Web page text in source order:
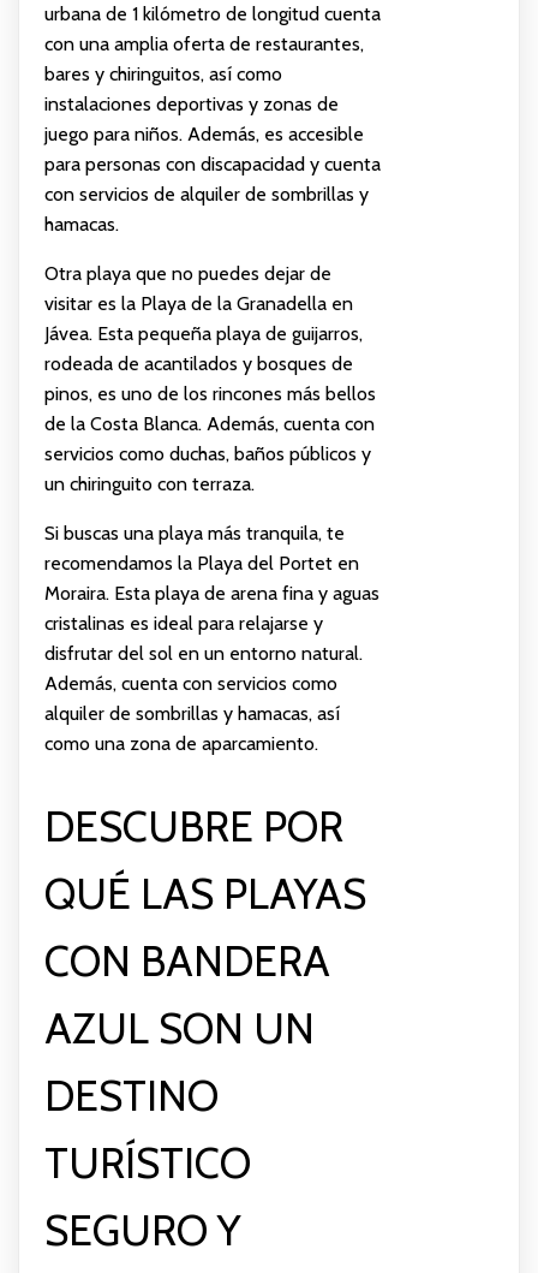
urbana de 1 kilómetro de longitud cuenta
con una amplia oferta de restaurantes,
bares y chiringuitos, así como
instalaciones deportivas y zonas de
juego para niños. Además, es accesible
para personas con discapacidad y cuenta
con servicios de alquiler de sombrillas y
hamacas.
Otra playa que no puedes dejar de
visitar es la Playa de la Granadella en
Jávea. Esta pequeña playa de guijarros,
rodeada de acantilados y bosques de
pinos, es uno de los rincones más bellos
de la Costa Blanca. Además, cuenta con
servicios como duchas, baños públicos y
un chiringuito con terraza.
Si buscas una playa más tranquila, te
recomendamos la Playa del Portet en
Moraira. Esta playa de arena fina y aguas
cristalinas es ideal para relajarse y
disfrutar del sol en un entorno natural.
Además, cuenta con servicios como
alquiler de sombrillas y hamacas, así
como una zona de aparcamiento.
DESCUBRE POR
QUÉ LAS PLAYAS
CON BANDERA
AZUL SON UN
DESTINO
TURÍSTICO
SEGURO Y